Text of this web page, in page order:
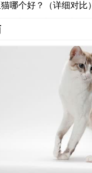
哪个好？（详细对比）